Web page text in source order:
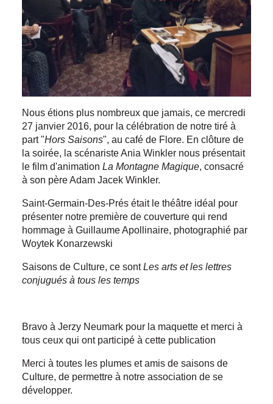
Nous étions plus nombreux que jamais, ce mercredi
27 janvier 2016, pour la célébration de notre tiré à
part "Hors Saisons", au café de Flore. En clôture de
la soirée, la scénariste Ania Winkler nous présentait
le film d'animation La Montagne Magique, consacré
à son père Adam Jacek Winkler.
Saint-Germain-Des-Prés était le théâtre idéal pour
présenter notre première de couverture qui rend
hommage à Guillaume Apollinaire, photographié par
Woytek Konarzewski
Saisons de Culture, ce sontLes arts et les lettres
conjugués à tous les temps
Bravo à Jerzy Neumark pour la maquette et merci à
tous ceux qui ont participé à cette publication
Merci à toutes les plumes et amis de saisons de
Culture, de permettre à notre association de se
développer.